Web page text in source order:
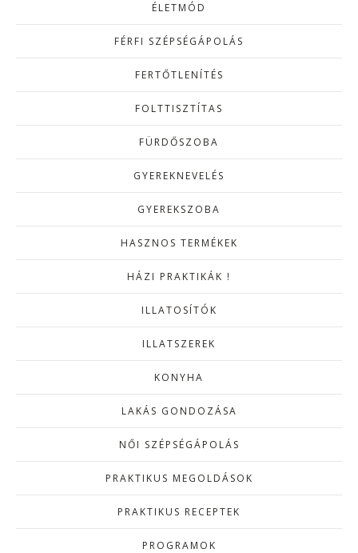
ÉLETMÓD
FÉRFI SZÉPSÉGÁPOLÁS
FERTŐTLENÍTÉS
FOLTTISZTÍTAS
FÜRDŐSZOBA
GYEREKNEVELÉS
GYEREKSZOBA
HASZNOS TERMÉKEK
HÁZI PRAKTIKÁK !
ILLATOSÍTÓK
ILLATSZEREK
KONYHA
LAKÁS GONDOZÁSA
NŐI SZÉPSÉGÁPOLÁS
PRAKTIKUS MEGOLDÁSOK
PRAKTIKUS RECEPTEK
PROGRAMOK